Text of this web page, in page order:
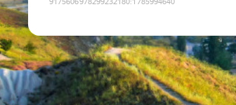
9175606978299232180:1785994640